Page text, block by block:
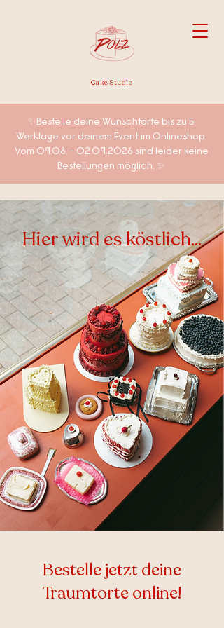
✨Bestelle deine Wunschtorte bis zu 5
Werktage vor deinem Event im Onlineshop.
Vom 09.08. - 02.09.2026 sind leider keine
Bestellungen möglich. ✨
Cake Studio
Hier wird es köstlich...
Bestelle jetzt deine
Traumtorte online!